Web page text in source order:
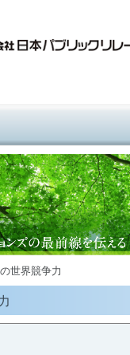
世界競争力